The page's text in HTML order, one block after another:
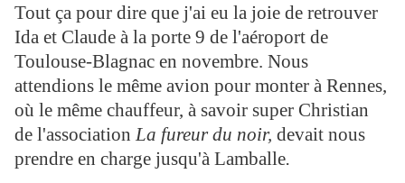
Tout ça pour dire que j'ai eu la joie de retrouver
Ida et Claude à la porte 9 de l'aéroport de
Toulouse-Blagnac en novembre. Nous
attendions le même avion pour monter à Rennes,
où le même chauffeur, à savoir super Christian
de l'association La fureur du noir, devait nous
prendre en charge jusqu'à Lamballe.